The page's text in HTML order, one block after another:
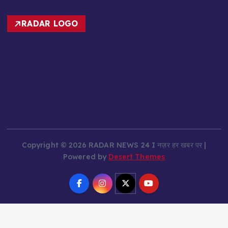
RADAR LOGO
Copyright © 2026 RADAR NEWS 24 I नज़र हर खबर पर |
Powered by Desert Themes